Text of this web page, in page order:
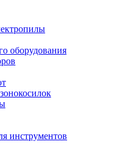
оборудования
инструментов